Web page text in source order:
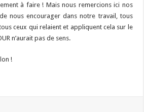
à faire ! Mais nous remercions ici nos
nous encourager dans notre travail, tous
ceux qui relaient et appliquent cela sur le
n’aurait pas de sens.
!